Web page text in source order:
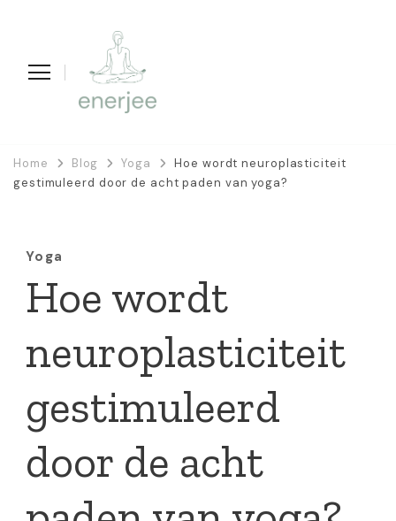
Home Blog Yoga
Hoe wordt neuroplasticiteit
gestimuleerd door de acht paden van yoga?
Yoga
Hoe wordt
neuroplasticiteit
gestimuleerd
door de acht